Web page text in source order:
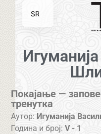
Покајање —
тренутка
Аутор: Игуманија
Година и број:V - 1
SR
EN